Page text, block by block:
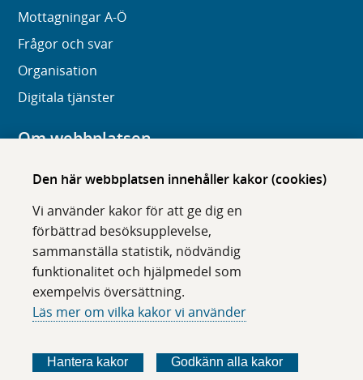
Den här webbplatsen innehåller kakor (cookies)
Vi använder kakor för att ge dig en
förbättrad besöksupplevelse,
sammanställa statistik, nödvändig
funktionalitet och hjälpmedel som
exempelvis översättning.
Läs mer om vilka kakor vi använder
Hantera kakor Godkänn alla kakor
Mottagningar A-Ö
Frågor och svar
Organisation
Digitala tjänster
Om webbplatsen
Om karolinska.se
Tillgänglighet
Om cookies
Följ oss i sociala medier
ö
l
ö
l
ö
l